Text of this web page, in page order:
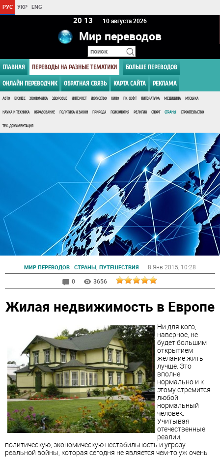
РУС УКР ENG
20:13 10 августа 2026
Мир переводов
ГЛАВНАЯ ПЕРЕВОДЫ НА РАЗНЫЕ ТЕМАТИКИ БОЛЬШЕ ПЕРЕВОДОВ
ОНЛАЙН ПЕРЕВОДЧИК ОБРАТНАЯ СВЯЗЬ КАРТА САЙТА РЕКЛАМА
АВТО БИЗНЕС ЭКОНОМИКА ЗДОРОВЬЕ ИНТЕРНЕТ ИСКУССТВО КИНО ПК, СОФТ ЛИТЕРАТУРА МЕДИЦИНА МУЗЫКА
НАУКА И ТЕХНИКА ОБРАЗОВАНИЕ ПОЛИТИКА И ЗАКОН ПРИРОДА ПСИХОЛОГИЯ РЕЛИГИЯ СПОРТ СТРАНЫ СТРОИТЕЛЬСТВО
ТЕХ. ДОКУМЕНТАЦИЯ
МИР ПЕРЕВОДОВ : СТРАНЫ, ПУТЕШЕСТВИЯ 8 Янв 2015 , 10:28
0
3656
Жилая недвижимость в Европе
Ни для кого,
наверное, не
будет большим
открытием
желание жить
лучше. Это
вполне
нормально и к
этому стремится
любой
нормальный
человек.
Учитывая
отечественные
реалии,
политическую, экономическую нестабильность и угрозу
реальной войны, которая сегодня не является чем-то уж очень